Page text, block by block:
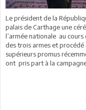
Le président de la
palais de Carthage une
l’armée nationale au
des trois armes et
supérieurs promus
ont pris part à la